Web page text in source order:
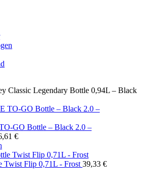
Classic Legendary Bottle 0,94L – Black
GO Bottle – Black 2.0 –
€
Flip 0,71L - Frost 39,33 €